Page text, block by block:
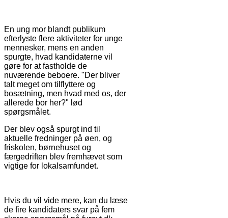
En ung mor blandt publikum
efterlyste flere aktiviteter for unge
mennesker, mens en anden
spurgte, hvad kandidaterne vil
gøre for at fastholde de
nuværende beboere. "Der bliver
talt meget om tilflyttere og
bosætning, men hvad med os, der
allerede bor her?" lød
spørgsmålet.
Der blev også spurgt ind til
aktuelle fredninger på øen, og
friskolen, børnehuset og
færgedriften blev fremhævet som
vigtige for lokalsamfundet.
Hvis du vil vide mere, kan du læse
de fire kandidaters svar på fem